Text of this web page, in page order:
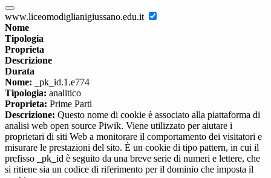
www.liceomodiglianigiussano.edu.it
Nome
Tipologia
Proprieta
Descrizione
Durata
Nome: _pk_id.1.e774
Tipologia: analitico
Proprieta: Prime Parti
Descrizione: Questo nome di cookie è associato alla piattaforma di
analisi web open source Piwik. Viene utilizzato per aiutare i
proprietari di siti Web a monitorare il comportamento dei visitatori e
misurare le prestazioni del sito. È un cookie di tipo pattern, in cui il
prefisso _pk_id è seguito da una breve serie di numeri e lettere, che
si ritiene sia un codice di riferimento per il dominio che imposta il